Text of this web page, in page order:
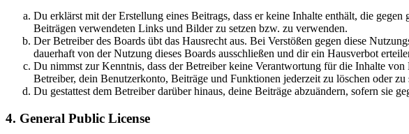
Du erklärst mit der Erstellung eines Beitrags, dass er keine Inhalte enthält, die
Beiträgen verwendeten Links und Bilder zu setzen bzw. zu verwenden.
Der Betreiber des Boards übt das Hausrecht aus. Bei Verstößen gegen diese
dauerhaft von der Nutzung dieses Boards ausschließen und dir ein Hausverbot
Du nimmst zur Kenntnis, dass der Betreiber keine Verantwortung für die Inhalte
Betreiber, dein Benutzerkonto, Beiträge und Funktionen jederzeit zu löschen oder zu
Du gestattest dem Betreiber darüber hinaus, deine Beiträge abzuändern, sofern sie
4. General Public License